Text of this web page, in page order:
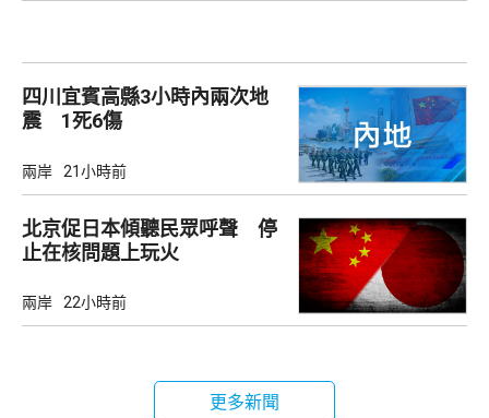
四川宜賓高縣3小時內兩次地
震 1死6傷
兩岸 21小時前
北京促日本傾聽民眾呼聲 停
止在核問題上玩火
兩岸 22小時前
更多新聞